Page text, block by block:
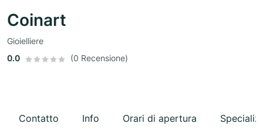
Coinart
Gioielliere
0.0
(0 Recensione)
Contatto Info Orari di apertura